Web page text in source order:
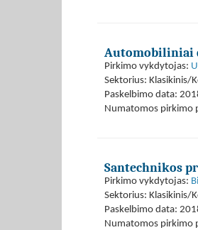
Automobiliniai
Pirkimo vykdytojas:
Sektorius: Klasikinis/
Paskelbimo data:
Numatomos pirkimo
Santechnikos
Pirkimo vykdytojas:
Sektorius: Klasikinis/
Paskelbimo data:
Numatomos pirkimo